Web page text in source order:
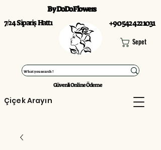
7/24 Sipariş Hattı +90 542 422 1031
By DoDo Flowers
Sepet
Çiçek Arayın
Güvenli Online Ödeme